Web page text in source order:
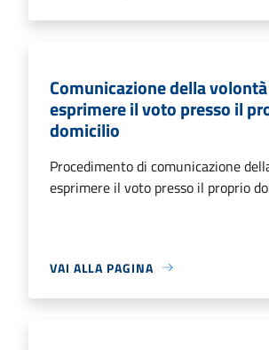
Comunicazione della
esprimere il voto presso il
domicilio
Procedimento di comunicazione
esprimere il voto presso il proprio
VAI ALLA PAGINA